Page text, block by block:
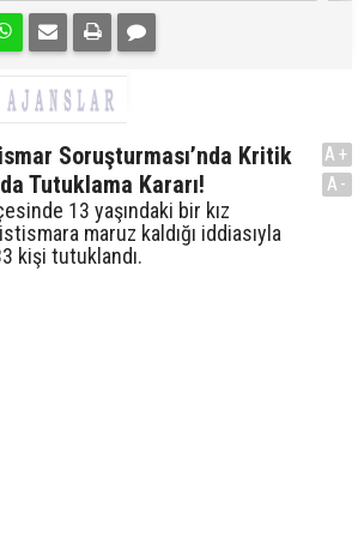
Soruşturması’nda Kritik
Tutuklama Kararı!
13 yaşındaki bir kız
maruz kaldığı iddiasıyla
kişi tutuklandı.
A+
A-